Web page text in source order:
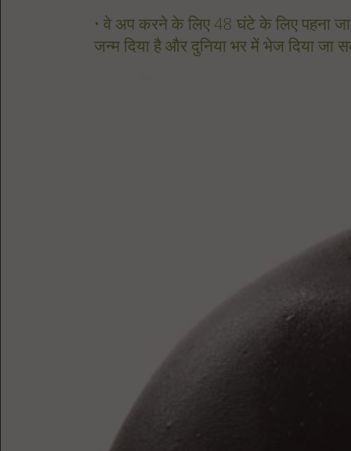
• वे अप करने के लिए 48 घंटे के लिए पहना
जन्म दिया है और दुनिया भर में भेज दिया जा